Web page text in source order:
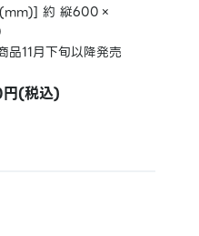
(mm)] 約 縦600×
品11月下旬以降発売
(税込)